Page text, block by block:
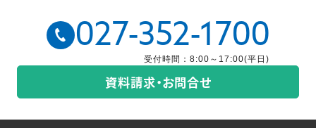
027-352-1700
受付時間：8:00～17:00(平日)
資料請求・お問合せ